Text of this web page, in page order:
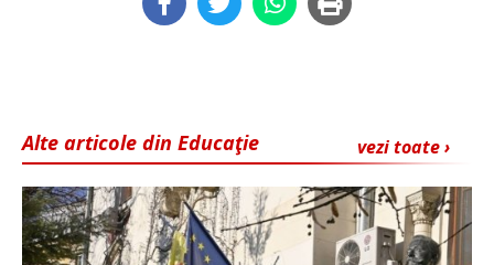
vezi toate ›
Alte articole din Educaţie